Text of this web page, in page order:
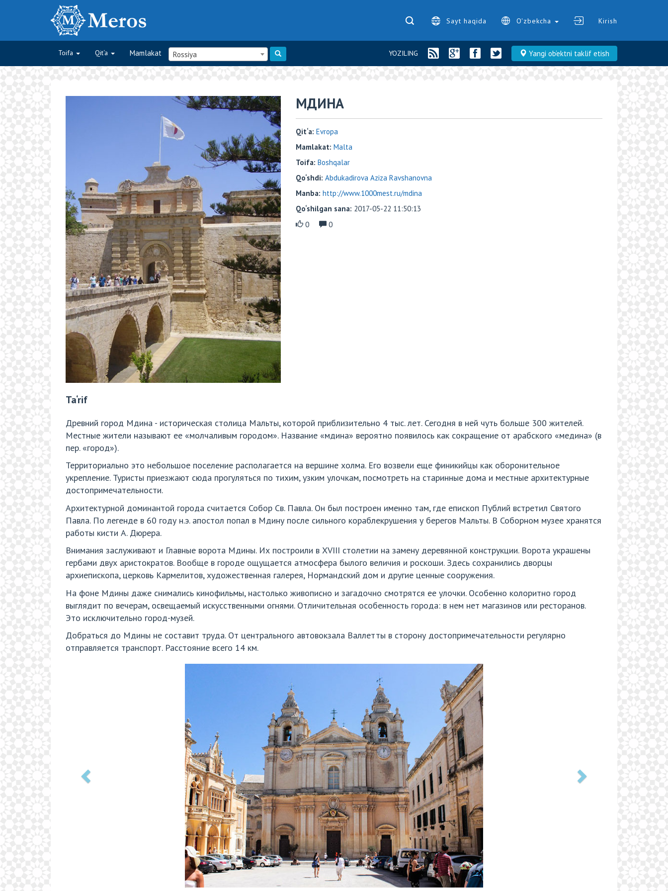
Sayt haqida O'zbekcha Kirish
Toifa Qit‘a Mamlakat Rossiya Yangi ob‘ektni taklif etish
YOZILING
МДИНА
Qit‘a: Evropa
Mamlakat: Malta
Toifa: Boshqalar
Qo‘shdi: Abdukadirova Aziza Ravshanovna
Manba: http://www.1000mest.ru/mdina
Qo‘shilgan sana: 2017-05-22 11:50:13
0
0
Ta‘rif
Древний город Мдина - историческая столица Мальты, которой приблизительно 4 тыс. лет. Сегодня в ней чуть больше 300 жителей.
Местные жители называют ее «молчаливым городом». Название «мдина» вероятно появилось как сокращение от арабского «медина» (в
пер. «город»).
Территориально это небольшое поселение располагается на вершине холма. Его возвели еще финикийцы как оборонительное
укрепление. Туристы приезжают сюда прогуляться по тихим, узким улочкам, посмотреть на старинные дома и местные архитектурные
достопримечательности.
Архитектурной доминантой города считается Собор Св. Павла. Он был построен именно там, где епископ Публий встретил Святого
Павла. По легенде в 60 году н.э. апостол попал в Мдину после сильного кораблекрушения у берегов Мальты. В Соборном музее хранятся
работы кисти А. Дюрера.
Внимания заслуживают и Главные ворота Мдины. Их построили в XVIII столетии на замену деревянной конструкции. Ворота украшены
гербами двух аристократов. Вообще в городе ощущается атмосфера былого величия и роскоши. Здесь сохранились дворцы
архиепископа, церковь Кармелитов, художественная галерея, Нормандский дом и другие ценные сооружения.
На фоне Мдины даже снимались кинофильмы, настолько живописно и загадочно смотрятся ее улочки. Особенно колоритно город
выглядит по вечерам, освещаемый искусственными огнями. Отличительная особенность города: в нем нет магазинов или ресторанов.
Это исключительно город-музей.
Добраться до Мдины не составит труда. От центрального автовокзала Валлетты в сторону достопримечательности регулярно
отправляется транспорт. Расстояние всего 14 км.